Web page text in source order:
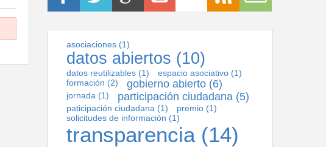
asociaciones(1)
datos abiertos (10)
datos reutilizables(1) espacio asociativo(1)
formación (2) gobierno abierto(6)
jornada (1) participación ciudadana(5)
paticipación ciudadana (1) premio(1)
solicitudes de información (1)
transparencia(14)